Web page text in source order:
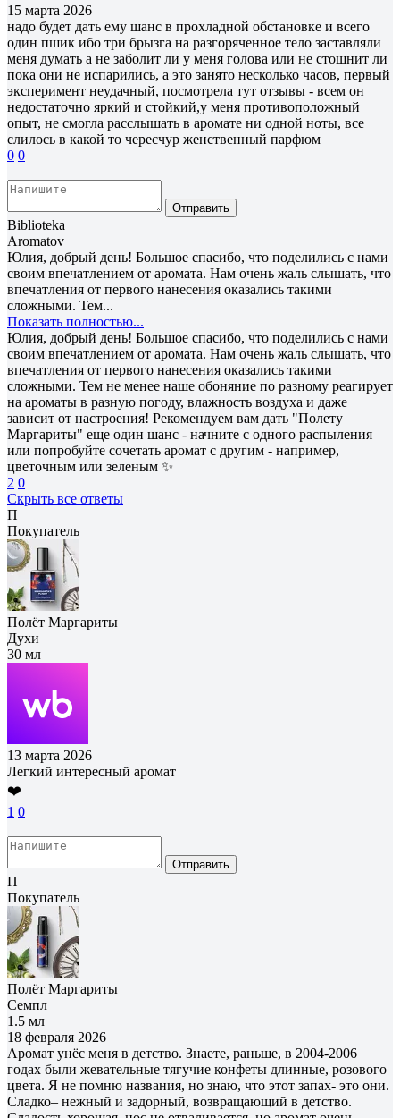
15 марта 2026
надо будет дать ему шанс в прохладной обстановке и всего
один пшик ибо три брызга на разгоряченное тело заставляли
меня думать а не заболит ли у меня голова или не стошнит ли
пока они не испарились, а это занято несколько часов, первый
эксперимент неудачный, посмотрела тут отзывы - всем он
недостаточно яркий и стойкий,у меня противоположный
опыт, не смогла расслышать в аромате ни одной ноты, все
слилось в какой то чересчур женственный парфюм
0 0
Отправить
Biblioteka
Aromatov
Юлия, добрый день! Большое спасибо, что поделились с нами
своим впечатлением от аромата. Нам очень жаль слышать, что
впечатления от первого нанесения оказались такими
сложными. Тем...
Показать полностью...
Юлия, добрый день! Большое спасибо, что поделились с нами
своим впечатлением от аромата. Нам очень жаль слышать, что
впечатления от первого нанесения оказались такими
сложными. Тем не менее наше обоняние по разному реагирует
на ароматы в разную погоду, влажность воздуха и даже
зависит от настроения! Рекомендуем вам дать "Полету
Маргариты" еще один шанс - начните с одного распыления
или попробуйте сочетать аромат с другим - например,
цветочным или зеленым ✨
2 0
Скрыть все ответы
П
Покупатель
Полёт Маргариты
Духи
30 мл
13 марта 2026
Легкий интересный аромат
❤️
1 0
Отправить
П
Покупатель
Полёт Маргариты
Семпл
1.5 мл
18 февраля 2026
Аромат унёс меня в детство. Знаете, раньше, в 2004-2006
годах были жевательные тягучие конфеты длинные, розового
цвета. Я не помню названия, но знаю, что этот запах- это они.
Сладко– нежный и задорный, возвращающий в детство.